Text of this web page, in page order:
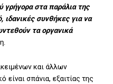
στα παράλια της
συνθήκες για να
τα οργανικά
και άλλων
είναι σπάνια, εξαιτίας της